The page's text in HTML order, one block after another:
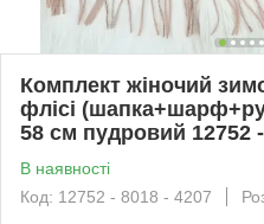
Комплект жіночий
флісі
58 см пудровий 12752
В наявності
Код: 12752 - 8018 - 4207